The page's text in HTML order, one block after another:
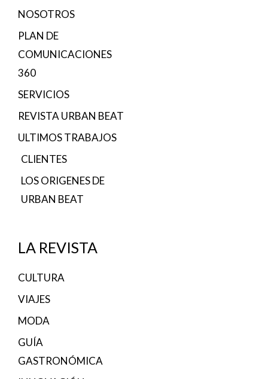
NOSOTROS
PLAN DE
COMUNICACIONES
360
SERVICIOS
REVISTA URBAN BEAT
ULTIMOS TRABAJOS
CLIENTES
LOS ORIGENES DE
URBAN BEAT
LA REVISTA
CULTURA
VIAJES
MODA
GUÍA
GASTRONÓMICA